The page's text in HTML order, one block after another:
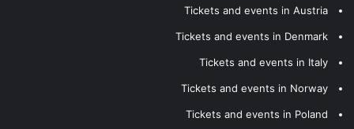
Tickets and events in Austria
Tickets and events in Denmark
Tickets and events in Italy
Tickets and events in Norway
Tickets and events in Poland